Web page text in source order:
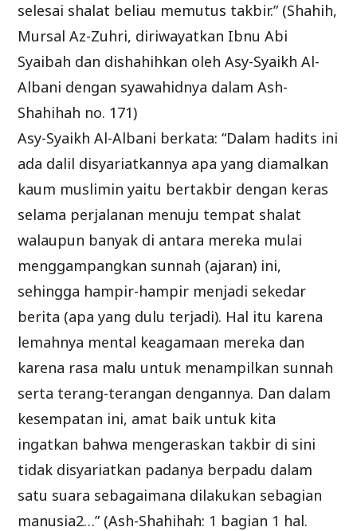
selesai shalat beliau memutus takbir.” (Shahih,
Mursal Az-Zuhri, diriwayatkan Ibnu Abi
Syaibah dan dishahihkan oleh Asy-Syaikh Al-
Albani dengan syawahidnya dalam Ash-
Shahihah no. 171)
Asy-Syaikh Al-Albani berkata: “Dalam hadits ini
ada dalil disyariatkannya apa yang diamalkan
kaum muslimin yaitu bertakbir dengan keras
selama perjalanan menuju tempat shalat
walaupun banyak di antara mereka mulai
menggampangkan sunnah (ajaran) ini,
sehingga hampir-hampir menjadi sekedar
berita (apa yang dulu terjadi). Hal itu karena
lemahnya mental keagamaan mereka dan
karena rasa malu untuk menampilkan sunnah
serta terang-terangan dengannya. Dan dalam
kesempatan ini, amat baik untuk kita
ingatkan bahwa mengeraskan takbir di sini
tidak disyariatkan padanya berpadu dalam
satu suara sebagaimana dilakukan sebagian
manusia2…” (Ash-Shahihah: 1 bagian 1 hal.